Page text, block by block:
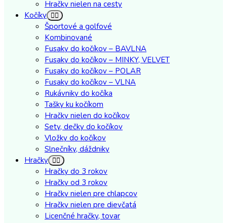
Hračky nielen na cesty
Kočíky
Športové a golfové
Kombinované
Fusaky do kočíkov – BAVLNA
Fusaky do kočíkov – MINKY, VELVET
Fusaky do kočíkov – POLAR
Fusaky do kočíkov – VLNA
Rukávniky do kočíka
Tašky ku kočíkom
Hračky nielen do kočíkov
Sety, dečky do kočíkov
Vložky do kočíkov
Slnečníky, dáždniky
Hračky
Hračky do 3 rokov
Hračky od 3 rokov
Hračky nielen pre chlapcov
Hračky nielen pre dievčatá
Licenčné hračky, tovar